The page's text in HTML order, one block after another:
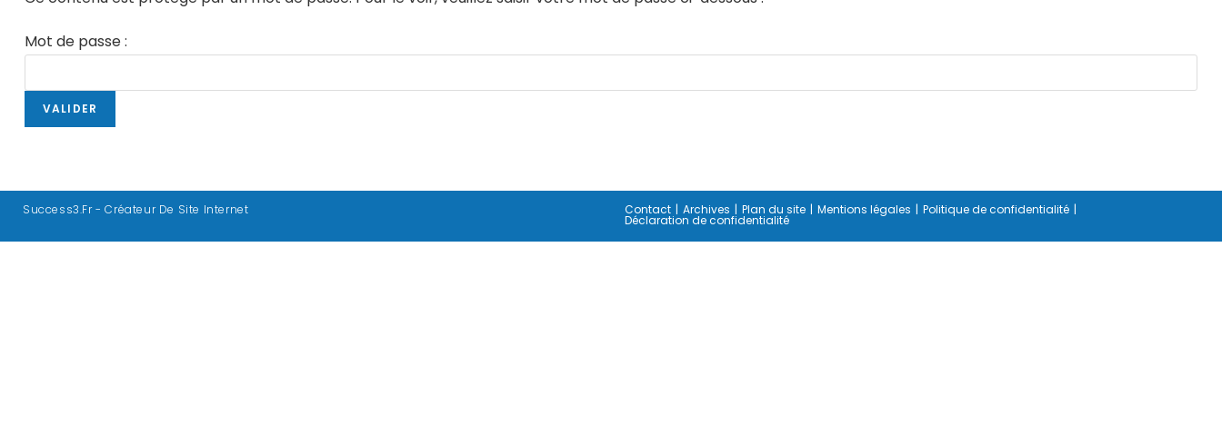
Mot de passe :
Contact Archives Plan du site Mentions légales Politique de confidentialité
Déclaration de confidentialité
Success3.fr - Créateur De Site Internet